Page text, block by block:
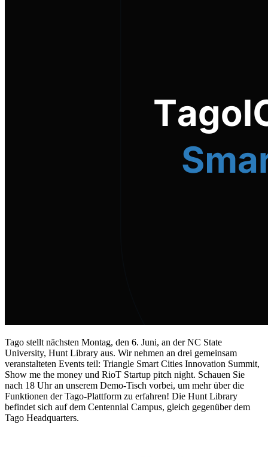
Tago stellt nächsten Montag, den 6. Juni, an der NC State
University, Hunt Library aus. Wir nehmen an drei gemeinsam
veranstalteten Events teil: Triangle Smart Cities Innovation Summit,
Show me the money und RioT Startup pitch night. Schauen Sie
nach 18 Uhr an unserem Demo-Tisch vorbei, um mehr über die
Funktionen der Tago-Plattform zu erfahren! Die Hunt Library
befindet sich auf dem Centennial Campus, gleich gegenüber dem
Tago Headquarters.